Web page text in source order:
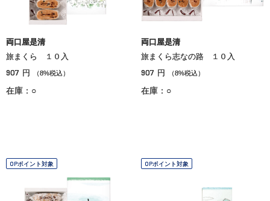
両口屋是清
旅まくら １０入
907 円 （8%税込）
在庫：○
両口屋是清
旅まくら志なの路 １０入
907 円 （8%税込）
在庫：○
OPポイント対象 OPポイント対象